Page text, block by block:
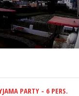
PARTY - 6 PERS.